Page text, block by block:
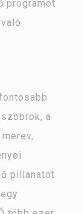
programot
a
pillanatot